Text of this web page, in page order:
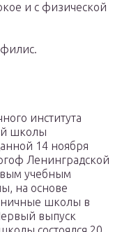
и с физической
института
школы
14 ноября
Ленинградской
учебным
на основе
школы в
выпуск